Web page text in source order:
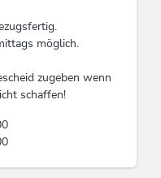
möglich.
zugeben wenn
schaffen!